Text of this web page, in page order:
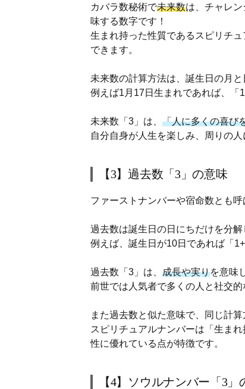
カバラ数秘術で未来数は、チャレ
味する数字です！
生まれ持った性質であるスピリチ
できます。
未来数の計算方法は、誕生日の月
例えば1月17日生まれであれば、「
未来数「3」は、 「人に多くの喜び
自分自身が人生を楽しみ、周りの
【3】過去数「3」の意味
ファーストナンバーや宿命数とも呼
過去数は誕生日の日にちだけを分
例えば、誕生日が10日であれば「
過去数「3」は、 成長や実りを意味
前世では人気者で多くの人と社交
また過去数と似た意味で、同じ計
スピリチュアルナンバーは「生ま
性に優れている点が特徴です。
【4】ソウルナンバー「3」